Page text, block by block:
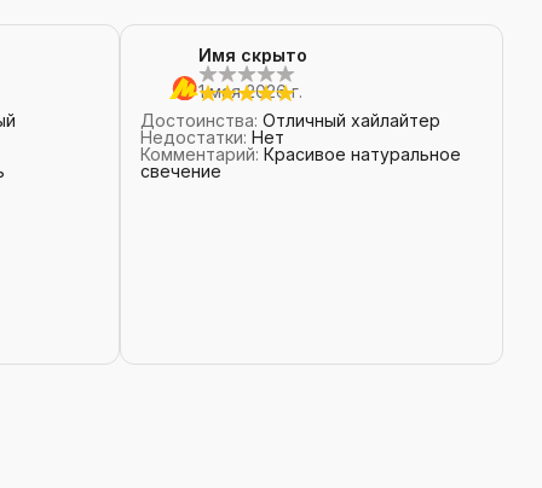
Имя скрыто
1 мая 2026 г.
Достоинства: Отличный хайлайтер
Недостатки: Нет
Комментарий: Красивое натуральное
свечение